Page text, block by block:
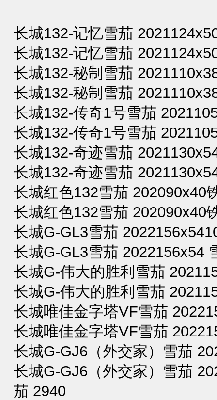
长城132-记忆雪茄
长城132-记忆雪茄
长城132-秘制雪茄
长城132-秘制雪茄
长城132-传奇1号雪茄
长城132-传奇1号雪茄
长城132-奇迹雪茄
长城132-奇迹雪茄
长城红色132雪茄 202090x40
长城红色132雪茄 202090x40
长城G-GL3雪茄
长城G-GL3雪茄 2022156x54
长城G-伟大的胜利雪茄
长城G-伟大的胜利雪茄
长城唯佳金字塔VF雪茄
长城唯佳金字塔VF雪茄
长城G-GJ6（外交家）雪茄
长城G-GJ6（外交家）雪茄
茄 2940